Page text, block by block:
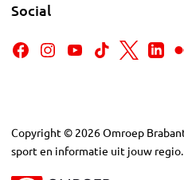
Social
Copyright © 2026Omroep
sport en informatie uit jouw regio.